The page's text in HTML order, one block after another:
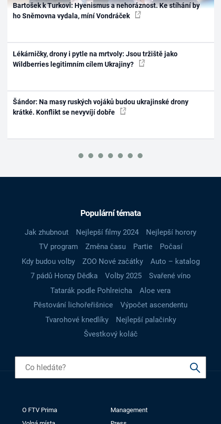
Bartošek k Turkovi: Hyenismus a nehoráznost. Ke stíhání by
ho Sněmovna vydala, míní Vondráček
Lékárničky, drony i pytle na mrtvoly: Jsou tržiště jako
Wildberries legitimním cílem Ukrajiny?
Šándor: Na masy ruských vojáků budou ukrajinské drony
krátké. Konflikt se nevyvíjí dobře
Populární témata
Jak zhubnout Nejlepší filmy 2024
Nejlepší horory
TV program
Změna času Partie
Počasí
Kdy budou volby
ZOO Nové začátky
Auto – katalog
7 pádů Honzy Dědka
Volby 2025
Svařené víno
Tatarák podle Pohlreicha
Aloe vera
Pěstování lichořeřišnice
Výpočet ascendentu
Tvarohové knedlíky
Nejlepší palačinky
Švestkový koláč
O FTV Prima
Management